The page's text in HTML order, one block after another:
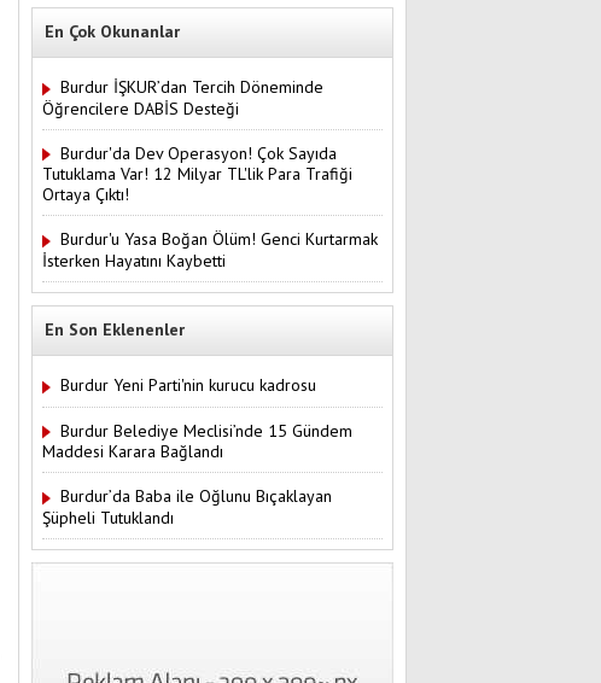
En Çok Okunanlar
Burdur İŞKUR’dan Tercih Döneminde
Öğrencilere DABİS Desteği
Burdur'da Dev Operasyon! Çok Sayıda
Tutuklama Var! 12 Milyar TL'lik Para Trafiği
Ortaya Çıktı!
Burdur'u Yasa Boğan Ölüm! Genci Kurtarmak
İsterken Hayatını Kaybetti
En Son Eklenenler
Burdur Yeni Parti'nin kurucu kadrosu
Burdur Belediye Meclisi’nde 15 Gündem
Maddesi Karara Bağlandı
Burdur’da Baba ile Oğlunu Bıçaklayan
Şüpheli Tutuklandı